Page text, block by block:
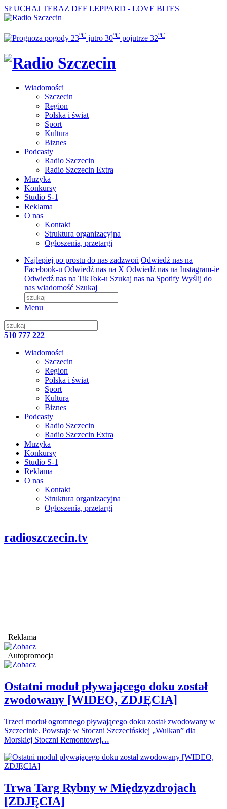
SŁUCHAJ TERAZ DEF LEPPARD - LOVE BITES
23°C jutro 30°C pojutrze 32°C
Wiadomości
Szczecin
Region
Polska i świat
Sport
Kultura
Biznes
Podcasty
Radio Szczecin
Radio Szczecin Extra
Muzyka
Konkursy
Studio S-1
Reklama
O nas
Kontakt
Struktura organizacyjna
Ogłoszenia, przetargi
Najlepiej po prostu do nas zadzwoń Odwiedź nas na
Facebook-u Odwiedź nas na X Odwiedź nas na Instagram-ie
Odwiedź nas na TikTok-u Szukaj nas na Spotify Wyślij do
nas wiadomość Szukaj
Menu
510 777 222
Wiadomości
Szczecin
Region
Polska i świat
Sport
Kultura
Biznes
Podcasty
Radio Szczecin
Radio Szczecin Extra
Muzyka
Konkursy
Studio S-1
Reklama
O nas
Kontakt
Struktura organizacyjna
Ogłoszenia, przetargi
radioszczecin.tv
Reklama
Autopromocja
Ostatni moduł pływającego doku został
zwodowany [WIDEO, ZDJĘCIA]
Trzeci moduł ogromnego pływającego doku został zwodowany w
Szczecinie. Powstaje w Stoczni Szczecińskiej „Wulkan” dla
Morskiej Stoczni Remontowej…
Trwa Targ Rybny w Międzyzdrojach
[ZDJĘCIA]